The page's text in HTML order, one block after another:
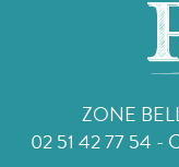
ZONE
02 51 42 77 54 -